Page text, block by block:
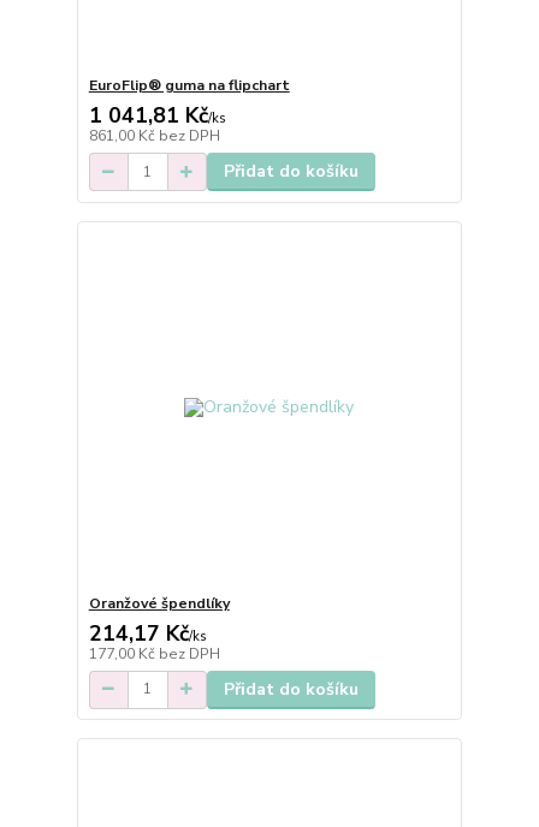
EuroFlip® guma na flipchart
1 041,81 Kč/ks
861,00 Kč bez DPH
Přidat do košíku
Oranžové špendlíky
214,17 Kč/ks
177,00 Kč bez DPH
Přidat do košíku